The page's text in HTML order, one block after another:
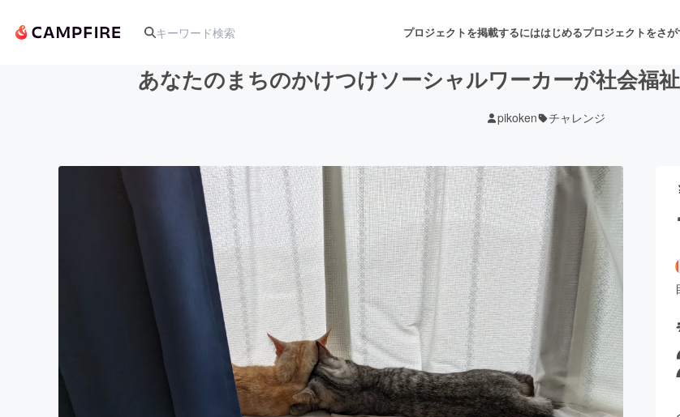
プロジェクトを掲載するにははじめるプロジェクトをさが
アート・写真 音楽 舞台・パフォ
テクノロジー・ガジェット ゲーム・サービス開発 フード・飲食店
書籍・雑誌出版 アニメ・漫画
ビジネス・起業 チャレンジ ビューティー
まちづくり・地域活性化
あなたのまちのかけつけソーシャルワーカーが社会福
pikoken チャレンジ